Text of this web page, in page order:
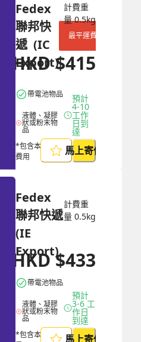
Fedex
聯邦快
遞  (IC
Export)
最平運費
帶電池物品
液體、凝膠
狀或粉末物
品
*包含本地取件
費用
計費重
量 0.5kg
HKD$415
預計
4-10
工作
日到
達
馬上寄件
Fedex
聯邦快遞
(IE
Export)
帶電池物品
液體、凝膠
狀或粉末物
品
*包含本地取件
計費重
量 0.5kg
HKD$433
預計
3-6 工
作日
到達
馬上寄件